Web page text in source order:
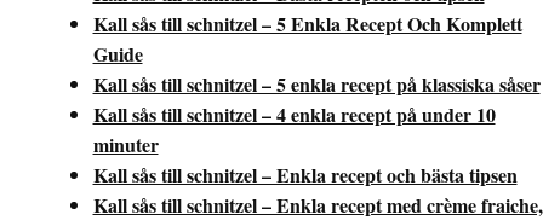
Kall sås till schnitzel – 5 Enkla Recept Och Komplett
Guide
Kall sås till schnitzel – 5 enkla recept på klassiska såser
Kall sås till schnitzel – 4 enkla recept på under 10
minuter
Kall sås till schnitzel – Enkla recept och bästa tipsen
Kall sås till schnitzel – Enkla recept med crème fraiche,